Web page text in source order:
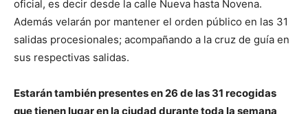
oficial, es decir desde la calle Nueva hasta Novena.
Además velarán por mantener el orden público en las 31
salidas procesionales; acompañando a la cruz de guía en
sus respectivas salidas.
Estarán también presentes en 26 de las 31 recogidas
que tienen lugar en la ciudad durante toda la semana